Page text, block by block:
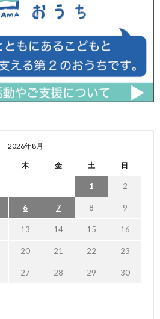
2026年8月
木 金 土 日
1 2
6 7 8 9
13 14 15 16
20 21 22 23
27 28 29 30